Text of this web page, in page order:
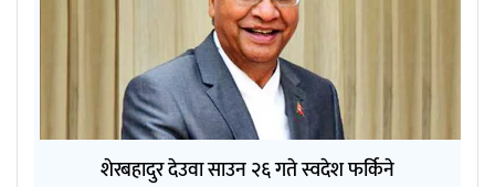
शेरबहादुर देउवा साउन २६ गते स्वदेश फर्किने